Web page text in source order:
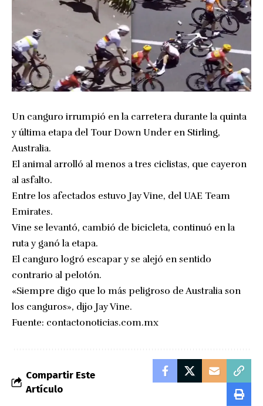
Un canguro irrumpió en la carretera durante la quinta
y última etapa del Tour Down Under en Stirling,
Australia.
El animal arrolló al menos a tres ciclistas, que cayeron
al asfalto.
Entre los afectados estuvo Jay Vine, del UAE Team
Emirates.
Vine se levantó, cambió de bicicleta, continuó en la
ruta y ganó la etapa.
El canguro logró escapar y se alejó en sentido
contrario al pelotón.
«Siempre digo que lo más peligroso de Australia son
los canguros», dijo Jay Vine.
Fuente: contactonoticias.com.mx
Compartir Este
Artículo